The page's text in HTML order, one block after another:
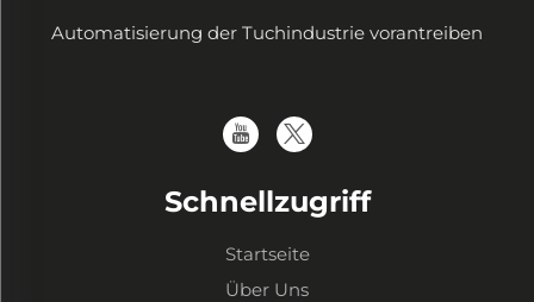
Automatisierung der Tuchindustrie vorantreiben
Schnellzugriff
Startseite
Über Uns